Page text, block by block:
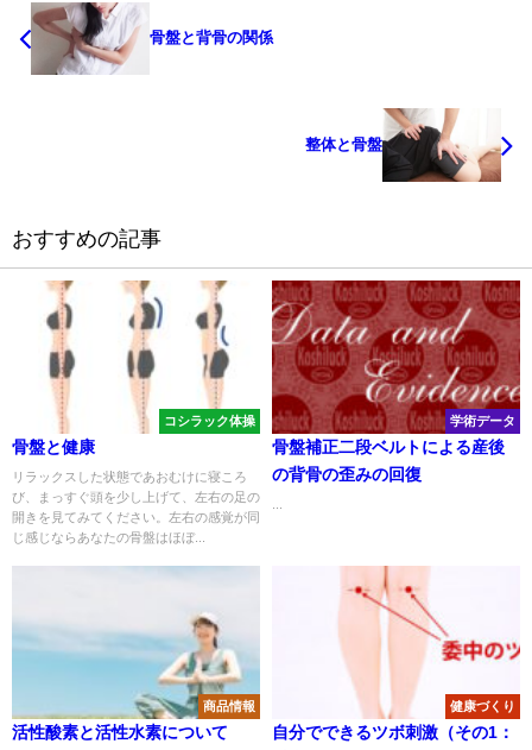
骨盤と背骨の関係
整体と骨盤
おすすめの記事
コシラック体操
骨盤と健康
リラックスした状態であおむけに寝ころ
び、まっすぐ頭を少し上げて、左右の足の
開きを見てみてください。左右の感覚が同
じ感じならあなたの骨盤はほぼ...
学術データ
骨盤補正二段ベルトによる産後
の背骨の歪みの回復
商品情報
活性酸素と活性水素について
健康づくり
自分でできるツボ刺激（その1：